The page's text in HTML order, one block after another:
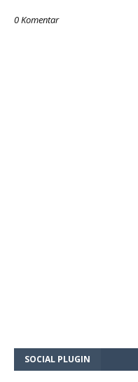
0 Komentar
SOCIAL PLUGIN